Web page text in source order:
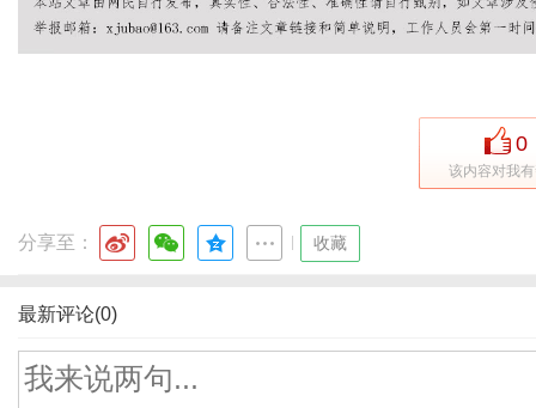
0
该内容对我
分享至： 收藏
最新评论(0)